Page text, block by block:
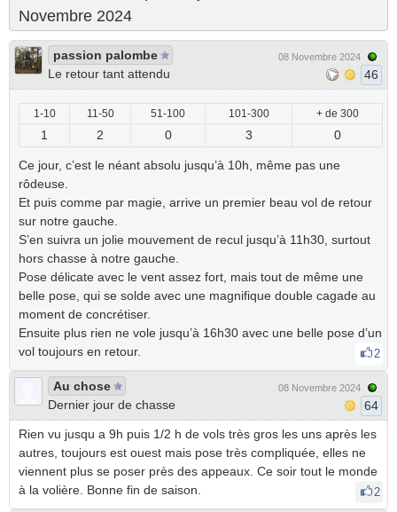
Novembre 2024
passion palombe
Le retour tant attendu
08 Novembre 2024
46
1-10 11-50 51-100 101-300 + de 300
1 2 0 3 0
Ce jour, c’est le néant absolu jusqu’à 10h, même pas une
rôdeuse.
Et puis comme par magie, arrive un premier beau vol de retour
sur notre gauche.
S’en suivra un jolie mouvement de recul jusqu’à 11h30, surtout
hors chasse à notre gauche.
Pose délicate avec le vent assez fort, mais tout de même une
belle pose, qui se solde avec une magnifique double cagade au
moment de concrétiser.
Ensuite plus rien ne vole jusqu’à 16h30 avec une belle pose d’un
vol toujours en retour.
2
Au chose
Dernier jour de chasse
08 Novembre 2024
64
Rien vu jusqu a 9h puis 1/2 h de vols très gros les uns après les
autres, toujours est ouest mais pose très compliquée, elles ne
viennent plus se poser près des appeaux. Ce soir tout le monde
à la volière. Bonne fin de saison.
2